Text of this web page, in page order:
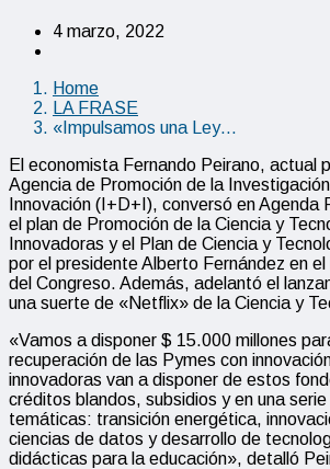
4 marzo, 2022
Home
LA FRASE
«Impulsamos una Ley…
El economista Fernando Peirano, actual
Agencia de Promoción de la
Innovación (I+D+I), conversó en Agenda
el plan de Promoción de la Ciencia y
Innovadoras y el Plan de Ciencia y
por el presidente Alberto Fernández en el
del Congreso. Además, adelantó el
una suerte de «Netflix» de la Ciencia y
«Vamos a disponer $ 15.000 millones
recuperación de las Pymes con
innovadoras van a disponer de estos
créditos blandos, subsidios y en una
temáticas: transición energética,
ciencias de datos y desarrollo de
didácticas para la educación», detalló